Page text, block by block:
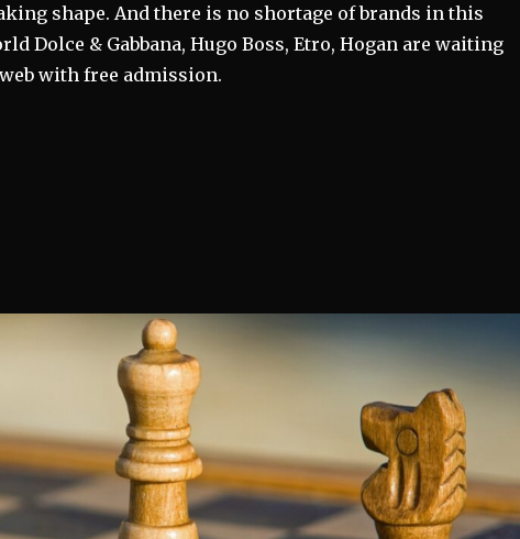
shape. And there is no shortage of brands in this
Dolce & Gabbana, Hugo Boss, Etro, Hogan are waiting
with free admission.